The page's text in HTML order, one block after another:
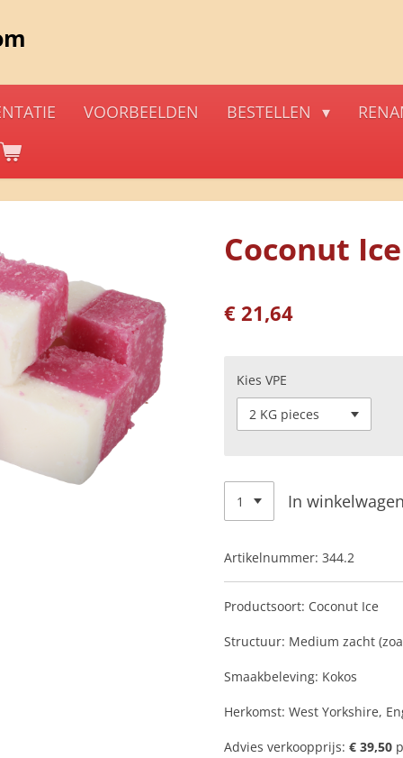
VOORBEELDEN BESTELLEN
Coconut
€ 21,64
Kies VPE
In
Artikelnummer: 344.2
Productsoort: Coconut Ice
Structuur: Medium zacht
Smaakbeleving: Kokos
Herkomst: West Yorkshire,
Advies verkoopprijs: € 39,50